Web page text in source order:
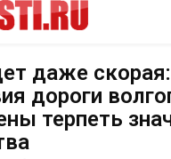
даже
дороги
терпеть